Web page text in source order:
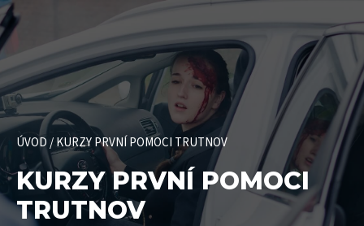
ÚVOD/KURZY PRVNÍ POMOCI TRUTNOV
KURZY PRVNÍ POMOCI
TRUTNOV